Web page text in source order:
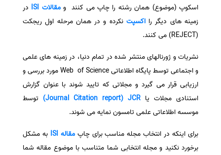
اسکوپ (موضوع) همان رشته را چاپ می کنند ومقالات ISI
در
زمینه های دیگر رااکسپت نکرده و در همان مرحله اول ریجکت
(REJECT) می کنند.
نشریات و ژورنالهای منتشر شده در تمام دنیا، در زمینه های علمی
و اجتماعی توسط پایگاه اطلاعاتی Web of Science مورد بررسی و
ارزیابی قرار می گیرد و مجلاتی که تایید شوند با عنوان گزارش
استنادی مجلات یا Journal Citation report) JCR)
توسط
موسسه اطلاعاتی علمی تامسون نمایه می شوند.
برای اینکه در انتخاب مجله مناسب برای چاپمقاله ISI
به مشکل
برخورد نکنید و مجله انتخابی شما متناسب با موضوع مقاله شما